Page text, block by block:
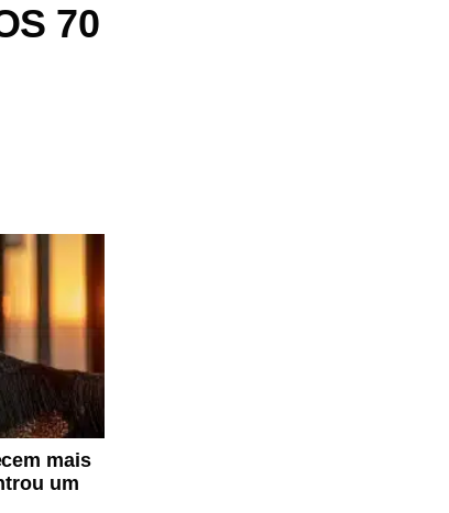
70
mais
um